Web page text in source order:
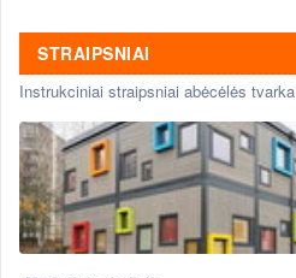
STRAIPSNIAI
Instrukciniai straipsniai abėcėlės tvarka